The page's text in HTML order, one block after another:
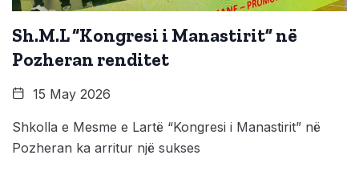
Sh.M.L “Kongresi i Manastirit” në
Pozheran renditet
15 May 2026
Shkolla e Mesme e Lartë “Kongresi i Manastirit” në
Pozheran ka arritur një sukses